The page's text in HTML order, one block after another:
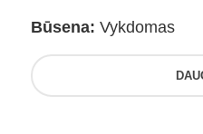
Būsena: Vykdomas